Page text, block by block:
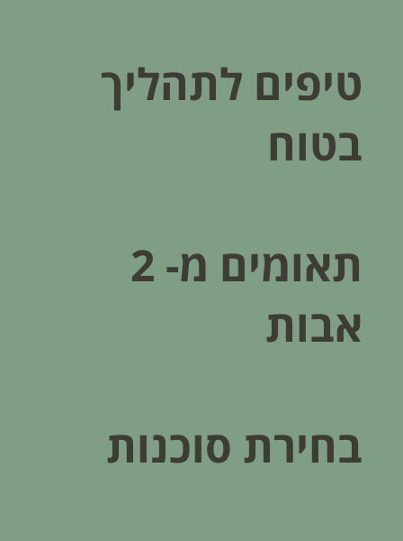
טיפים לתהליך
בטוח
תאומים מ- 2
אבות
בחירת סוכנות